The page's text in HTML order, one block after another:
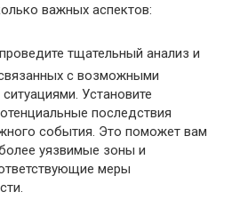
важных аспектов:
тщательный анализ и
с возможными
Установите
последствия
события. Это поможет вам
уязвимые зоны и
меры